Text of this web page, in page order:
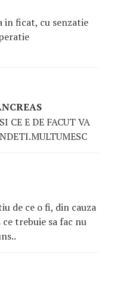
in ficat, cu senzatie
CE E DE FACUT VA
de ce o fi, din cauza
trebuie sa fac nu